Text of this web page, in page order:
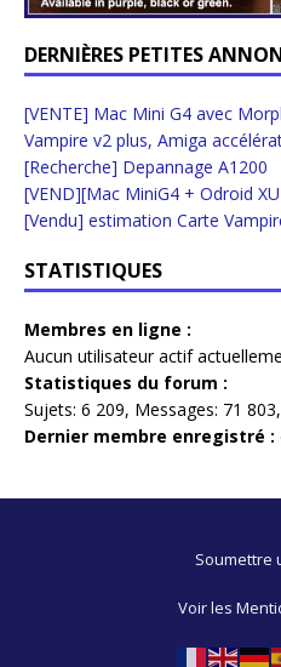
DERNIÈRES PETITES
[VENTE] Mac Mini G4 avec
Vampire v2 plus, Amiga
[Recherche] Depannage A1200
[VEND][Mac MiniG4 + Odroid
[Vendu] estimation Carte
STATISTIQUES
Membres en ligne :
Aucun utilisateur actif
Statistiques du forum :
Sujets: 6 209, Messages: 71 803,
Dernier membre enregistré :
Soumettre
Voir les